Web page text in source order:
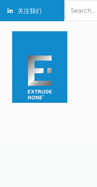
关注我们
for: